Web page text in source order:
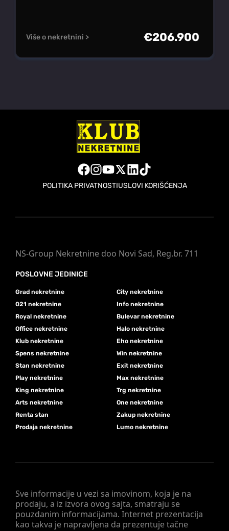
Više o nekretnini > €206.900
POLITIKA PRIVATNOSTIUSLOVI KORIŠĆENJA
Sve informacije u vezi sa imovinom, koja je na
prodaju, a iz izvora ovog sajta, smatraju se
pouzdanim informacijama. Internet prezentacija
kao takva je napravljena da prezentuje tačne
NS-Group Nekretnine doo Novi Sad, Reg.br. 711
POSLOVNE JEDINICE
Grad nekretnine
City nekretnine
021 nekretnine
Info nekretnine
Royal nekretnine
Bulevar nekretnine
Office nekretnine
Halo nekretnine
Klub nekretnine
Eho nekretnine
Spens nekretnine
Win nekretnine
Stan nekretnine
Exit nekretnine
Play nekretnine
Max nekretnine
King nekretnine
Trg nekretnine
Arts nekretnine
One nekretnine
Renta stan
Zakup nekretnine
Prodaja nekretnine
Lumo nekretnine